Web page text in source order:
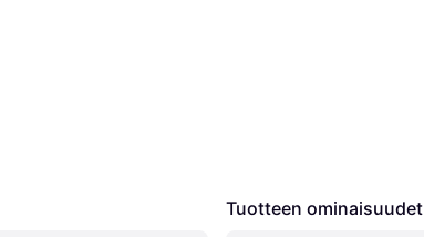
Tuotteen ominaisuudet